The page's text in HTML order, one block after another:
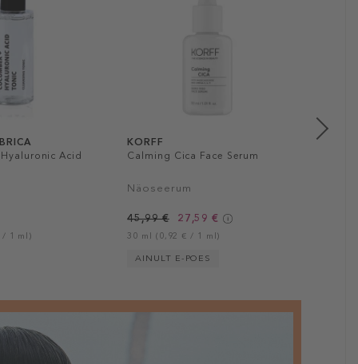
Acid
/ 1 ml)
KORFF
Calming Cica Face Serum
Näoseerum
45,99 € 27,59 €
30 ml (0,92 € / 1 ml)
AINULT E-POES